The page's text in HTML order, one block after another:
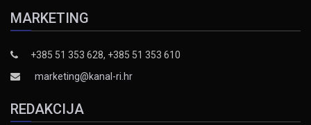
MARKETING
+385 51 353 628, +385 51 353 610
marketing@kanal-ri.hr
REDAKCIJA